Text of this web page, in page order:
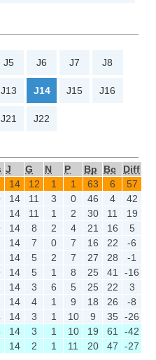
J5 J6 J7 J8
J13 J14 J15 J16
J21 J22
J G N P Bp Bc
Diff
14 12 1 1 63 6
57
14 11 3 0 46 4
42
14 11 1 2 30 11
19
14 8 2 4 21 16
5
14 7 0 7 16 22
-6
14 5 2 7 27 28
-1
14 5 1 8 25 41
-16
14 3 6 5 25 22
3
14 4 1 9 18 26
-8
14 3 1 10 9 35 -26
14 3 1 10 19 61
-42
14 2 1 11 20 47 -27